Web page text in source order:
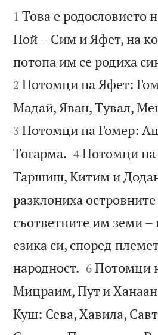


1 Това е родословието
Ной – Сим и Яфет, на
потопа им се родиха
2 Потомци на Яфет:
Мадай, Яван, Тувал,
3 Потомци на Гомер:
Тогарма. 

4 Потомци
Таршиш, Китим и
разклониха
съответните им земи –
езика си, според
народност. 

6 Потомци
Мицраим, Пут и
Куш: Сева, Хавила,